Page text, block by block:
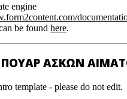
engine
be found here.
ΠΟΥΑΡ ΑΣΚΩΝ
template - please do not edit.